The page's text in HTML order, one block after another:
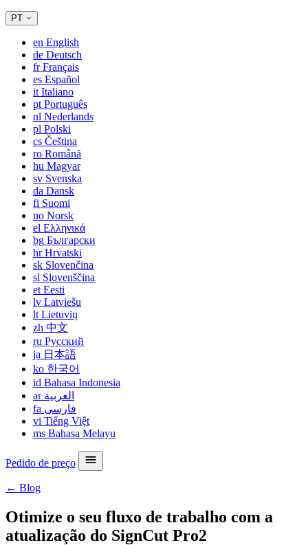
PT
en English
de Deutsch
frFrançais
es Español
it Italiano
pt Português
nl Nederlands
pl Polski
cs Čeština
ro Română
hu Magyar
sv Svenska
da Dansk
fi Suomi
no Norsk
el Ελληνικά
bg Български
hrHrvatski
sk Slovenčina
sl Slovenščina
et Eesti
lv Latviešu
lt Lietuvių
zh 中文
ru Русский
ja 日本語
ko 한국어
id Bahasa Indonesia
ar العربية
fa فارسی
vi Tiếng Việt
ms Bahasa Melayu
Pedido de preço
← Blog
Otimize o seu fluxo de trabalho com a
atualização do SignCut Pro2